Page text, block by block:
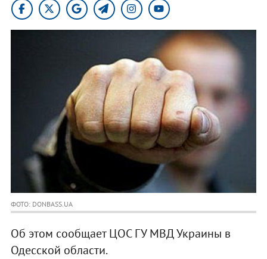
ФОТО: DONBASS.UA
Об этом сообщает ЦОС ГУ МВД Украины в
Одесской области.